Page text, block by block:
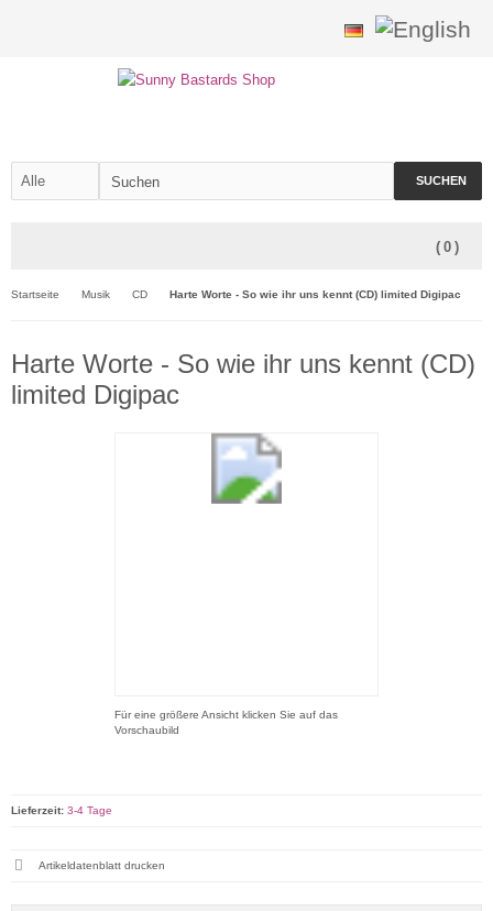
SUCHEN
( 0 )
Startseite Musik CD Harte Worte - So wie ihr uns kennt (CD) limited Digipac
Harte Worte - So wie ihr uns kennt (CD)
limited Digipac
Für eine größere Ansicht klicken Sie auf das
Vorschaubild
Lieferzeit: 3-4 Tage
Artikeldatenblatt drucken